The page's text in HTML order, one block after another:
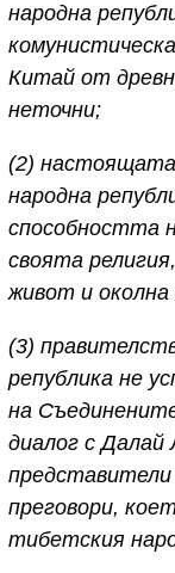
народна
Китай от
неточни;
(2)
народна
способността
своята
живот и околна
(3)
република не
на
диалог с Далай
преговори,
тибетския